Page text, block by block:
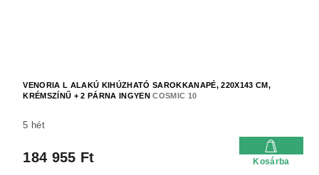
VENORIA L ALAKÚ KIHÚZHATÓ SAROKKANAPÉ, 220X143 CM,
KRÉMSZÍNŰ + 2 PÁRNA INGYENCOSMIC 10
5 hét
184 955 Ft Kosárba